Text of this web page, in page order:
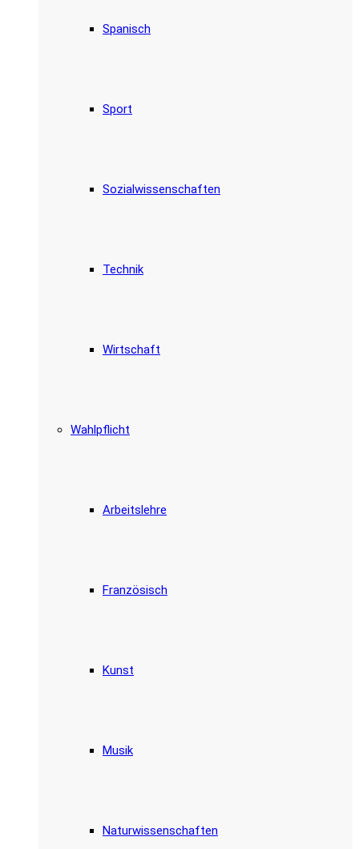
Spanisch
Sport
Sozialwissenschaften
Technik
Wirtschaft
Wahlpflicht
Arbeitslehre
Französisch
Kunst
Musik
Naturwissenschaften